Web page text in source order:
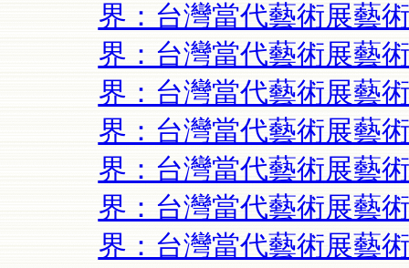
界：台灣當代藝術展藝
界：台灣當代藝術展藝
界：台灣當代藝術展藝
界：台灣當代藝術展藝
界：台灣當代藝術展藝
界：台灣當代藝術展藝
界：台灣當代藝術展藝